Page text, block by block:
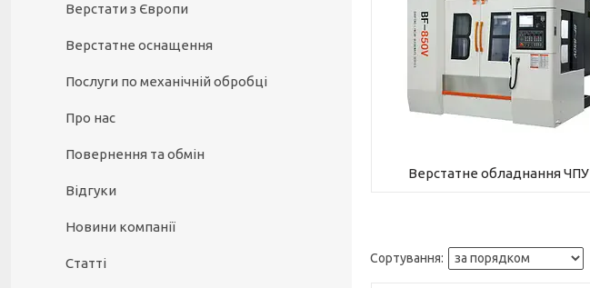
Верстатне обладнання ЧПУ
Верстати з Європи
Верстатне оснащення
Послуги по механічній обробці
Про нас
Повернення та обмін
Відгуки
Новини компанії
Статті